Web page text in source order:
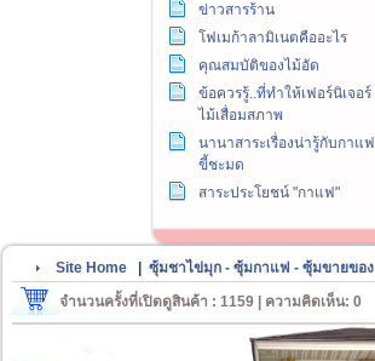
ข่าวสารร้าน
โฟเมก้าลามิเนตคืออะไร
คุณสมบัติของไม้อัด
ข้อควรรู้..ที่ทำให้เฟอร์นิเจอร์
ไม้เสื่อมสภาพ
นานาสาระเรื่องน่ารู้กับกาแฟ
ขี้ชะมด
สาระประโยชน์ "กาแฟ"
Site Home ซุ้มชาไข่มุก - ซุ้มกาแฟ - ซุ้มขายของ
จำนวนครั้งที่เปิดดูสินค้า : 1159 | ความคิดเห็น: 0